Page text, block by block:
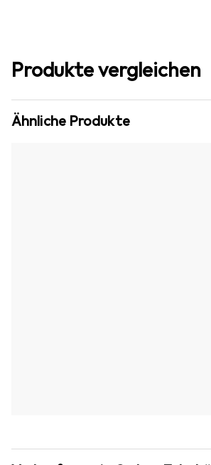
Produkte vergleichen
Ähnliche Produkte